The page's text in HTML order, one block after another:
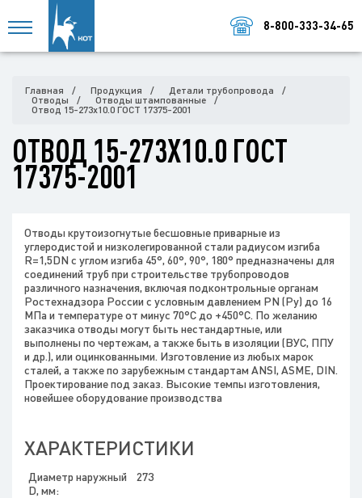
Главная Продукция
Детали трубопровода
Отводы
Отводы штампованные
Отвод 15-273х10.0 ГОСТ 17375-2001
ОТВОД 15-273Х10.0 ГОСТ
17375-2001
Отводы крутоизогнутые бесшовные приварные из
углеродистой и низколегированной стали радиусом изгиба
R=1,5DN с углом изгиба 45°, 60°, 90°, 180° предназначены для
соединений труб при строительстве трубопроводов
различного назначения, включая подконтрольные органам
Ростехнадзора России с условным давлением PN (Ру) до 16
МПа и температуре от минус 70°С до +450°С. По желанию
заказчика отводы могут быть нестандартные, или
выполнены по чертежам, а также быть в изоляции (ВУС, ППУ
и др.), или оцинкованными. Изготовление из любых марок
сталей, а также по зарубежным стандартам ANSI, ASME, DIN.
Проектирование под заказ. Высокие темпы изготовления,
новейшее оборудование производства
ХАРАКТЕРИСТИКИ
Диаметр наружный
D, мм:
273
8-800-333-34-65